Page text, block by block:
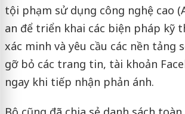
tội phạm sử dụng công nghệ cao
an để triển khai các biện pháp kỹ
xác minh và yêu cầu các nền tảng
gỡ bỏ các trang tin, tài khoản
ngay khi tiếp nhận phản ánh.